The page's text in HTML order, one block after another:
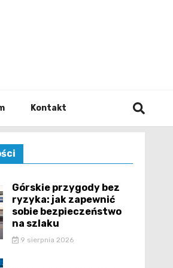
Kontakt
Górskie przygody bez
ryzyka: jak zapewnić
sobie bezpieczeństwo
na szlaku
9 sierpnia 2026